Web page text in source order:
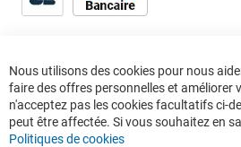
Nous utilisons des cookies pour nous
faire des offres personnelles et améliorer
n'acceptez pas les cookies facultatifs ci-
peut être affectée. Si vous souhaitez en
Politiques de cookies